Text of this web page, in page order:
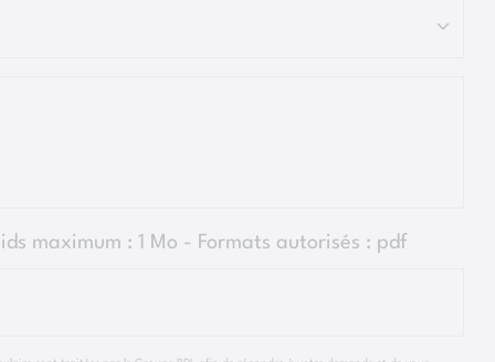
maximum : 1 Mo - Formats autorisés : pdf